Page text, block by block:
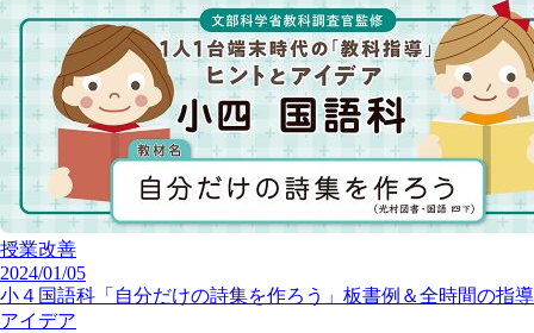
授業改善
2024/01/05
小４国語科「自分だけの詩集を作ろう」板書例＆全時間の指導
アイデア